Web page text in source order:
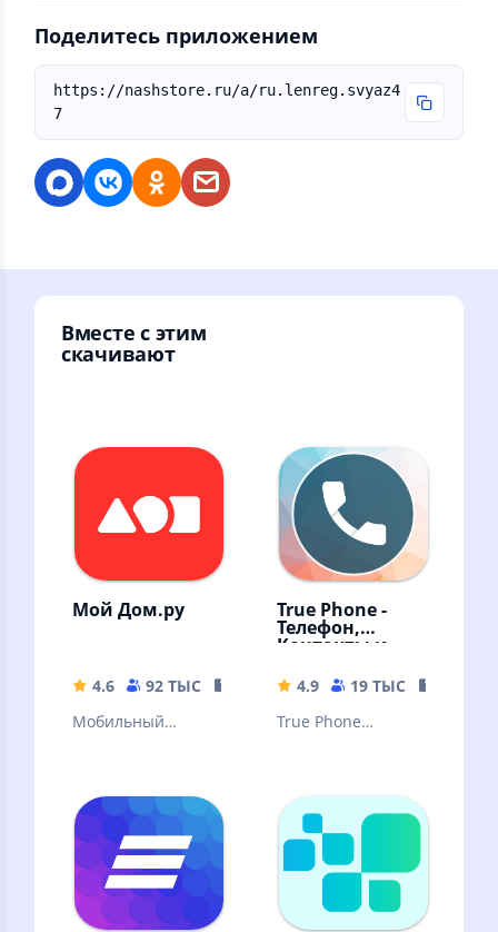
Поделитесь приложением
https://nashstore.ru/a/ru.lenreg.svyaz4
7
Вместе с этим
скачивают
Мой Дом.ру
4.6 92 ТЫС
201.89 MB
Мобильный
услугами Дом.ру
True Phone -
Телефон,
Контакты и
4.9 19 ТЫС
True Phone
заменить
стандартный
телефон и
менеджер